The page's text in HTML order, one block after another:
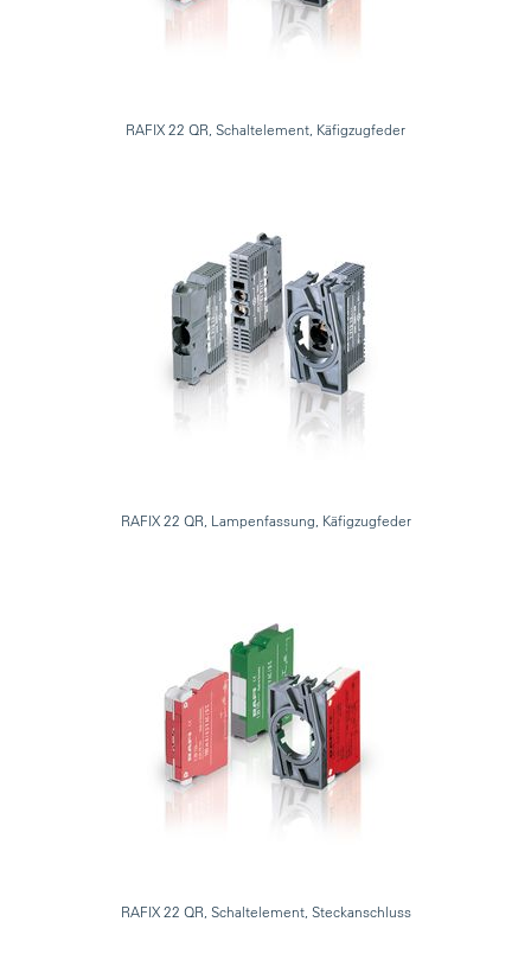
RAFIX 22 QR, Schaltelement, Käfigzugfeder
RAFIX 22 QR, Lampenfassung, Käfigzugfeder
RAFIX 22 QR, Schaltelement, Steckanschluss